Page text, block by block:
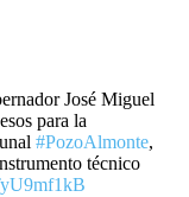
José Miguel
para la
#PozoAlmonte,
técnico